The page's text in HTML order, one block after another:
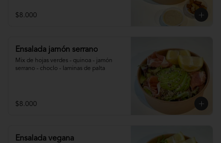
$8.000
Ensalada jamón serrano
Mix de hojas verdes - quinoa - jamón
serrano - choclo - laminas de palta
$8.000
Ensalada vegana